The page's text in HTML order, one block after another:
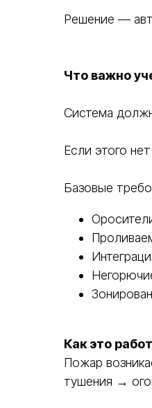
Решение —
Что важно
Система
Если этого
Базовые
Как это
Пожар
тушения →